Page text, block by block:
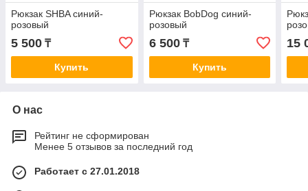
Рюкзак SHBA синий-
розовый
5 500 ₸
Купить
Рюкзак BobDog синий-
розовый
6 500₸
Купить
15
О нас
Рейтинг не сформирован
Менее 5 отзывов за последний год
Работает с 27.01.2018